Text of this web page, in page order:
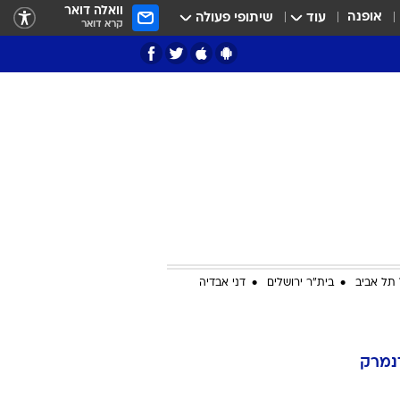
אופנה עוד שיתופי פעולה וואלה דואר
קרא דואר
תל אביב בית"ר ירושלים דני אבדיה